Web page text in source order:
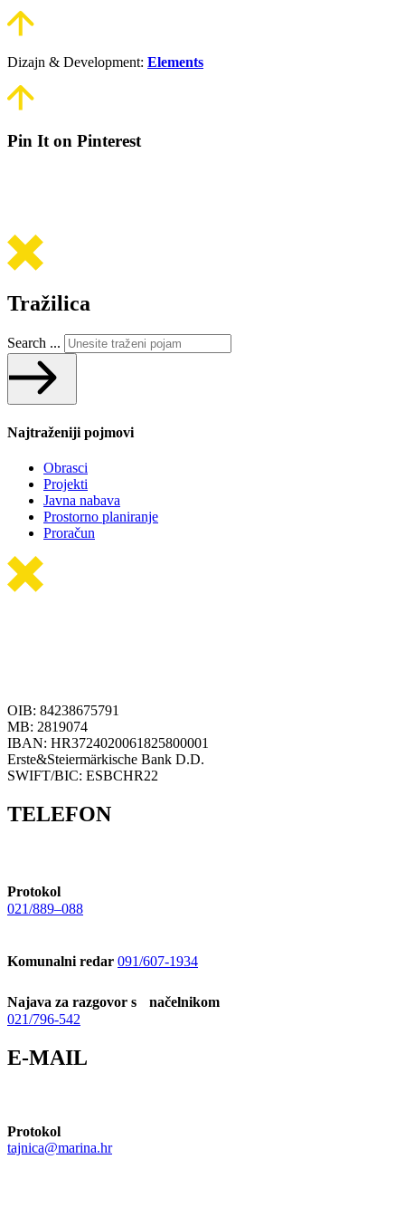
Dizajn & Development: Elements
Pin It on Pinterest
Tražilica
Search ...
Najtraženiji pojmovi
Obrasci
Projekti
Javna nabava
Prostorno planiranje
Proračun
OIB: 84238675791
MB: 2819074
IBAN: HR3724020061825800001
Erste&Steiermärkische Bank D.D.
SWIFT/BIC: ESBCHR22
TELEFON
Protokol
021/889–088
Komunalni redar 091/607-1934
Najava za razgovor s načelnikom
021/796-542
E-MAIL
Protokol
tajnica@marina.hr